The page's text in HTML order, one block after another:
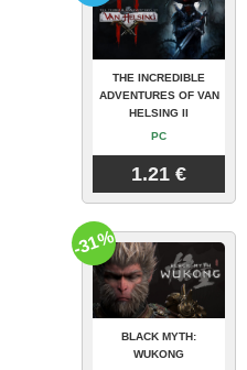
THE INCREDIBLE
ADVENTURES OF VAN
HELSING II
PC
1.21 €
BLACK MYTH:
WUKONG
-31%